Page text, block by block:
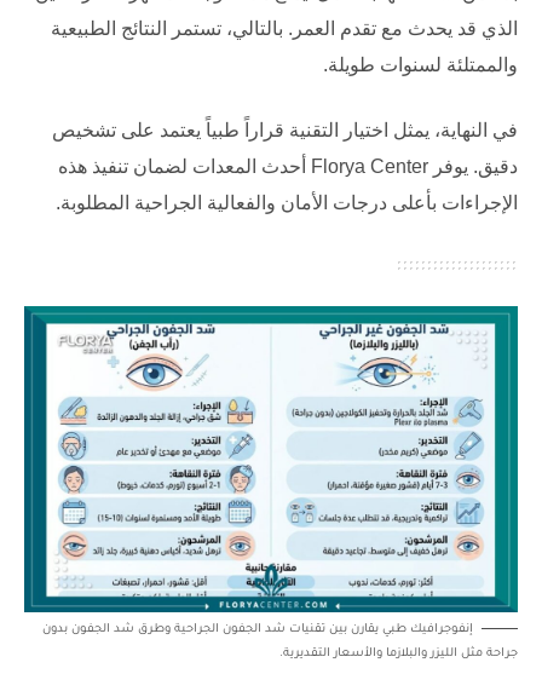
الذي قد يحدث مع تقدم العمر. بالتالي، تستمر النتائج الطبيعية
والممتلئة لسنوات طويلة.
في النهاية، يمثل اختيار التقنية قراراً طبياً يعتمد على تشخيص
دقيق. يوفر Florya Center
أحدث المعدات لضمان تنفيذ هذه
الإجراءات بأعلى درجات الأمان والفعالية الجراحية المطلوبة.
إنفوجرافيك طبي يقارن بين تقنيات شد الجفون الجراحية وطرق شد الجفون بدون
جراحة مثل الليزر والبلازما والأسعار التقديرية.